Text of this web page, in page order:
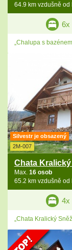
64.9 km vzdušně
6x
„Chalupa s
Silvestr je obsazený
2M-007
Chata
Max. 16 osob
65.2 km vzdušně
4x
„Chata Kralický